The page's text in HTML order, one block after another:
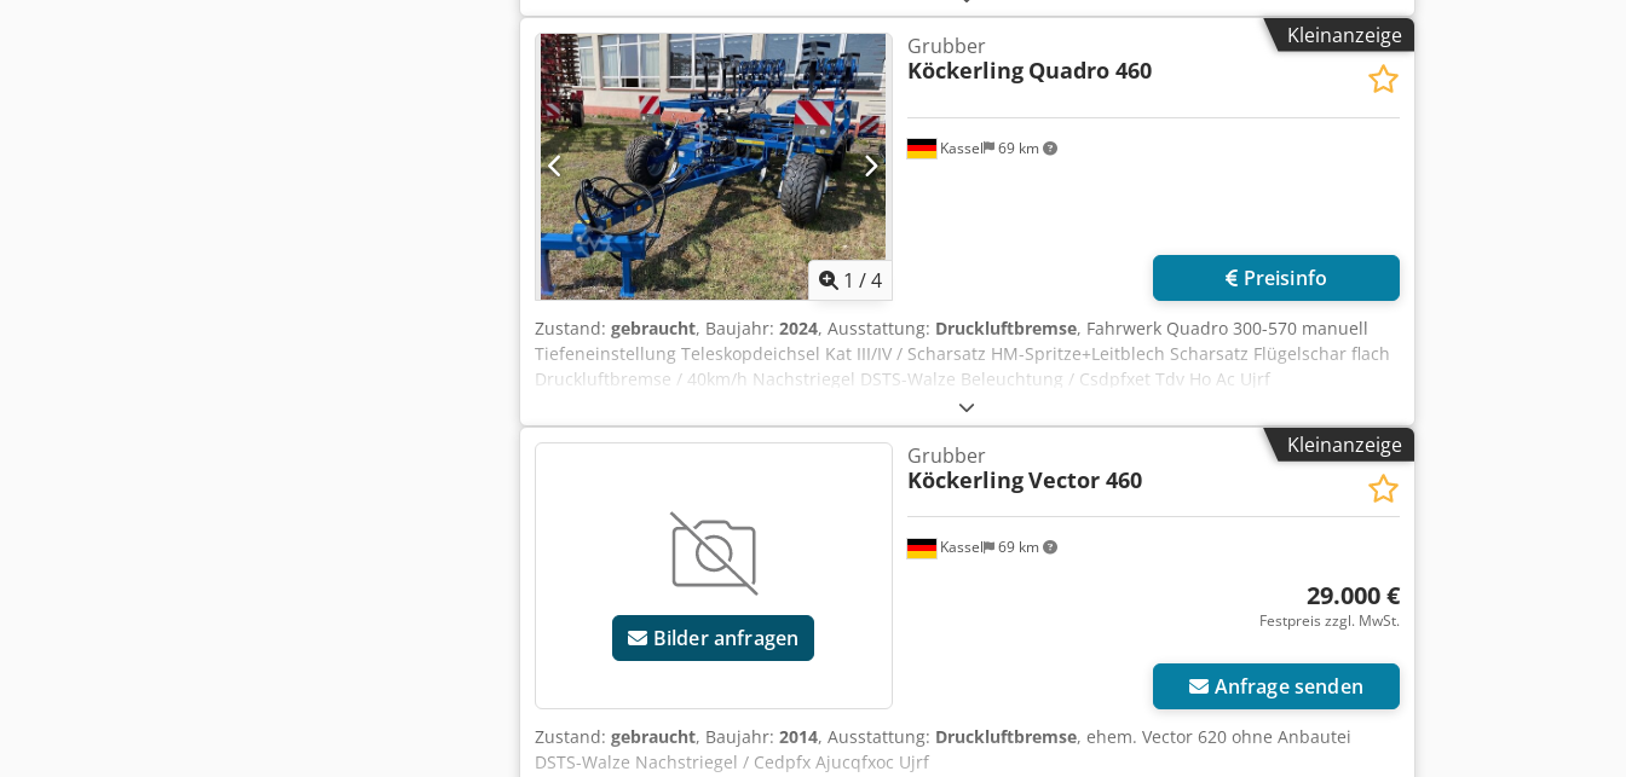
Kleinanzeige
1 /4
Kassel 69 km
Grubber
Köckerling Quadro 460
Preisinfo
Zustand: gebraucht, Baujahr: 2024, Ausstattung: Druckluftbremse, Fahrwerk Quadro 300-570 manuell
Tiefeneinstellung Teleskopdeichsel Kat III/IV / Scharsatz HM-Spritze+Leitblech Scharsatz Flügelschar flach
Druckluftbremse / 40km/h Nachstriegel DSTS-Walze Beleuchtung / Csdpfxet Tdv Ho Ac Ujrf
Kleinanzeige
Bilder anfragen
Kassel 69 km
Grubber
KöckerlingVector 460
29.000 €
Festpreis zzgl. MwSt.
Anfrage senden
Zustand: gebraucht, Baujahr: 2014, Ausstattung: Druckluftbremse, ehem. Vector 620 ohne Anbautei
DSTS-Walze Nachstriegel / Cedpfx Ajucqfxoc Ujrf